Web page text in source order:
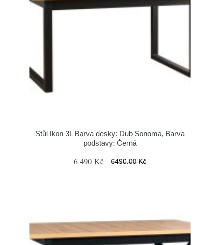
Stůl Ikon 3L Barva desky: Dub Sonoma, Barva
podstavy: Černá
6 490 Kč 6490.00 Kč